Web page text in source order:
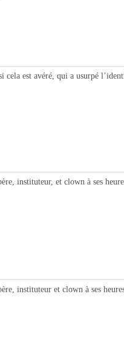
est avéré, qui a usurpé
instituteur, et clown à ses
instituteur et clown à ses